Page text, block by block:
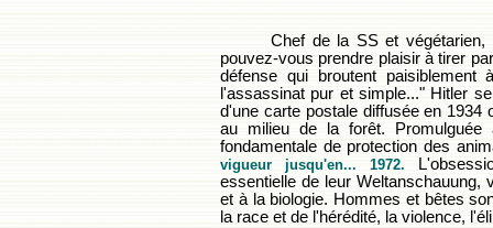
Chef de la SS et végétarien,
pouvez-vous prendre plaisir à tirer
défense qui broutent
l'assassinat pur et simple..." Hitler
d'une carte postale diffusée en
au milieu de la forêt.
fondamentale de protection des
vigueur jusqu'en... 1972.
essentielle de leur Weltanschauung,
et à la biologie. Hommes et bêtes
la race et de l'hérédité, la violence,